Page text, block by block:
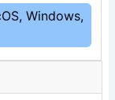
Windows,